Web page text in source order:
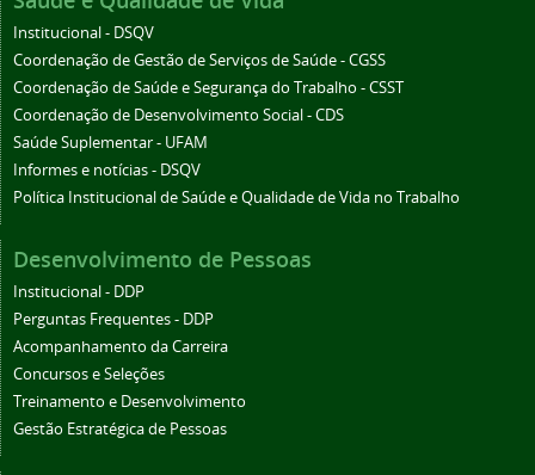
Institucional - DSQV
Coordenação de Gestão de Serviços de Saúde - CGSS
Coordenação de Saúde e Segurança do Trabalho - CSST
Coordenação de Desenvolvimento Social - CDS
Saúde Suplementar - UFAM
Informes e notícias - DSQV
Política Institucional de Saúde e Qualidade de Vida no Trabalho
Desenvolvimento de Pessoas
Institucional - DDP
Perguntas Frequentes - DDP
Acompanhamento da Carreira
Concursos e Seleções
Treinamento e Desenvolvimento
Gestão Estratégica de Pessoas